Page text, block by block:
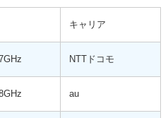
キャリア
NTTドコモ
au